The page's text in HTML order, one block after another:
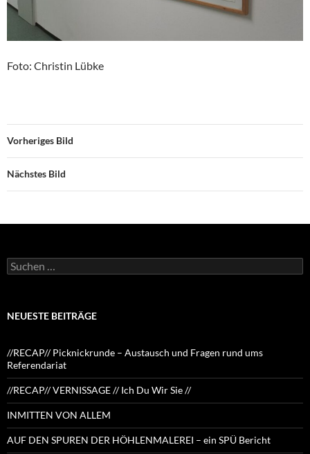
Foto: Christin Lübke
Vorheriges Bild
Nächstes Bild
Suchen
nach:
NEUESTE BEITRÄGE
//RECAP// Picknickrunde – Austausch und Fragen rund ums
Referendariat
//RECAP// VERNISSAGE // Ich Du Wir Sie //
INMITTEN VON ALLEM
AUF DEN SPUREN DER HÖHLENMALEREI – ein SPÜ Bericht